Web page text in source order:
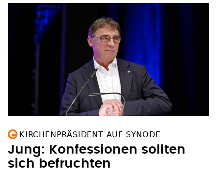
KIRCHENPRÄSIDENT AUF SYNODE
Jung: Konfessionen sollten
sich befruchten